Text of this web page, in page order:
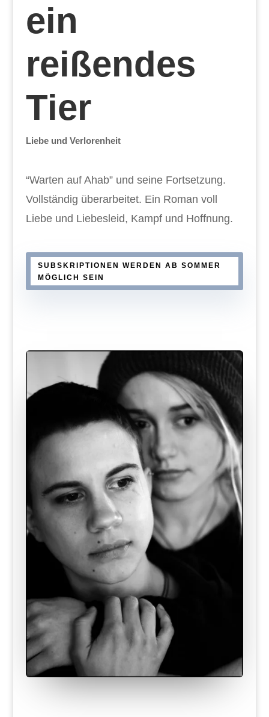
ein
reißendes
Tier
Liebe und Verlorenheit
“Warten auf Ahab” und seine Fortsetzung.
Vollständig überarbeitet. Ein Roman voll
Liebe und Liebesleid, Kampf und Hoffnung.
SUBSKRIPTIONEN WERDEN AB SOMMER
MÖGLICH SEIN